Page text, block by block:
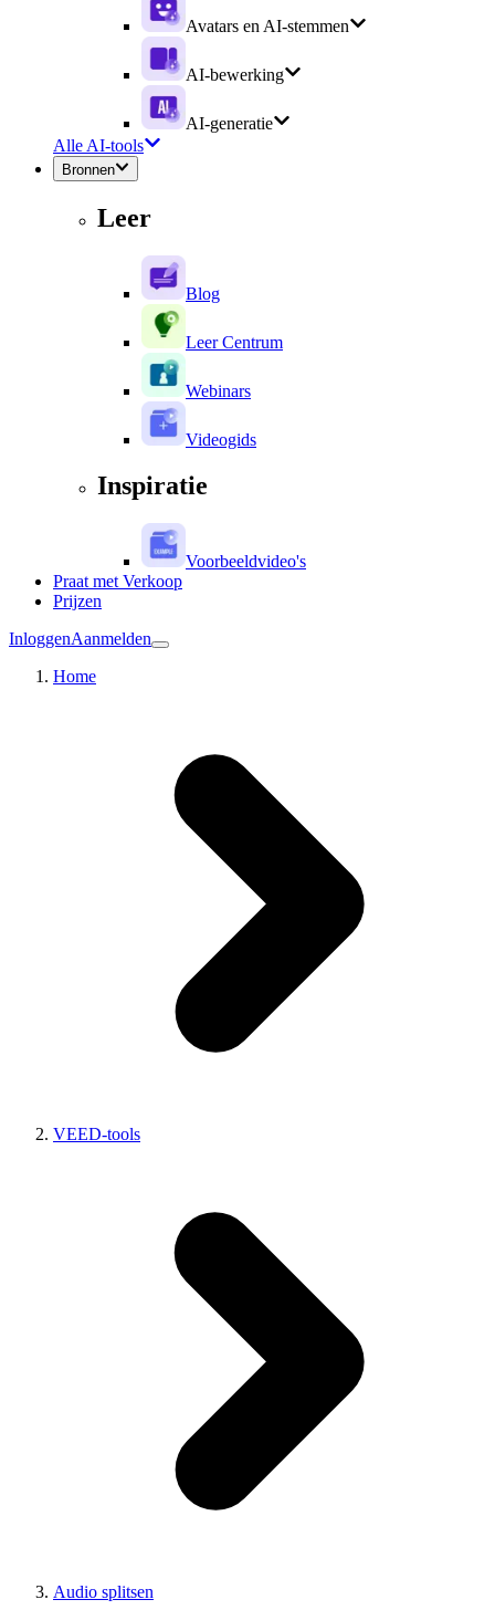
Avatars en AI-stemmen
AI-bewerking
AI-generatie
Alle AI-tools
Bronnen
Leer
Blog
Leer Centrum
Webinars
Videogids
Inspiratie
Voorbeeldvideo's
Praat met Verkoop
Prijzen
InloggenAanmelden
Home
VEED-tools
Audio splitsen